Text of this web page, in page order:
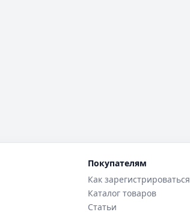
Покупателям
Как зарегистрироваться
Каталог товаров
Статьи